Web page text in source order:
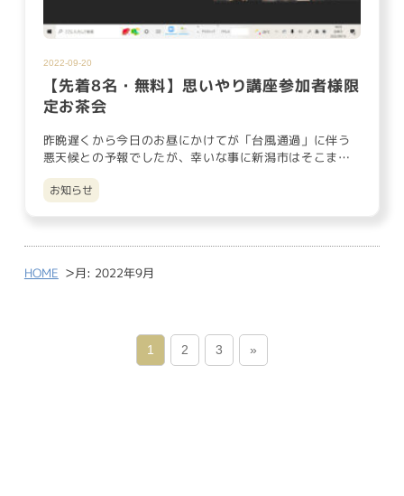
2022-09-20
【先着8名・無料】思いやり講座参加者様限
定お茶会
昨晩遅くから今日のお昼にかけてが「台風通過」に伴う
悪天候との予報でしたが、幸いな事に新潟市はそこまで
強い雨風にならずに台…
お知らせ
HOME >月: 2022年9月
1 2 3 »